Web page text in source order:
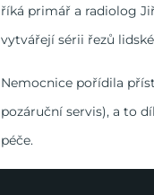
říká primář a radiolog
vytvářejí sérii řezů
Nemocnice pořídila
pozáruční servis), a to
péče.